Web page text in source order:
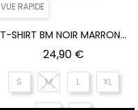
VUE RAPIDE
T-SHIRT BM NOIR MARRON...
24,90 €Prix
S M L XL